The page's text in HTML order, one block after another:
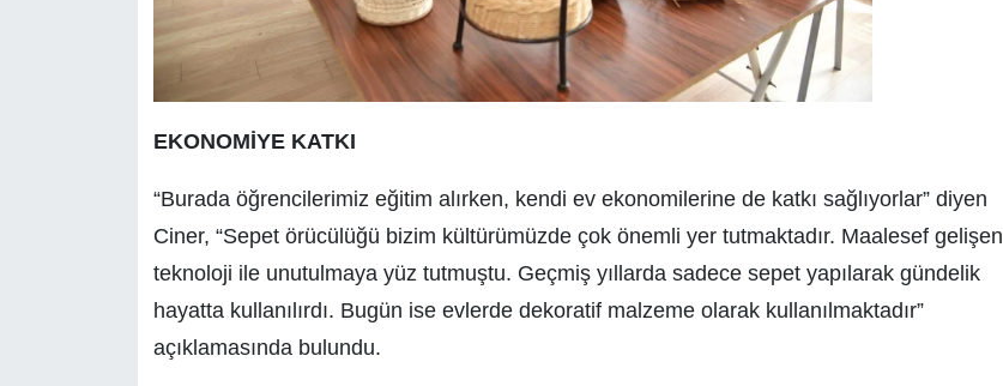
EKONOMİYE KATKI
“Burada öğrencilerimiz eğitim alırken, kendi ev ekonomilerine de katkı sağlıyorlar” diyen
Ciner, “Sepet örücülüğü bizim kültürümüzde çok önemli yer tutmaktadır. Maalesef gelişen
teknoloji ile unutulmaya yüz tutmuştu. Geçmiş yıllarda sadece sepet yapılarak gündelik
hayatta kullanılırdı. Bugün ise evlerde dekoratif malzeme olarak kullanılmaktadır”
açıklamasında bulundu.